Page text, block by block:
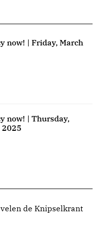
now! | Friday, March
now! | Thursday,
2025
de Knipselkrant